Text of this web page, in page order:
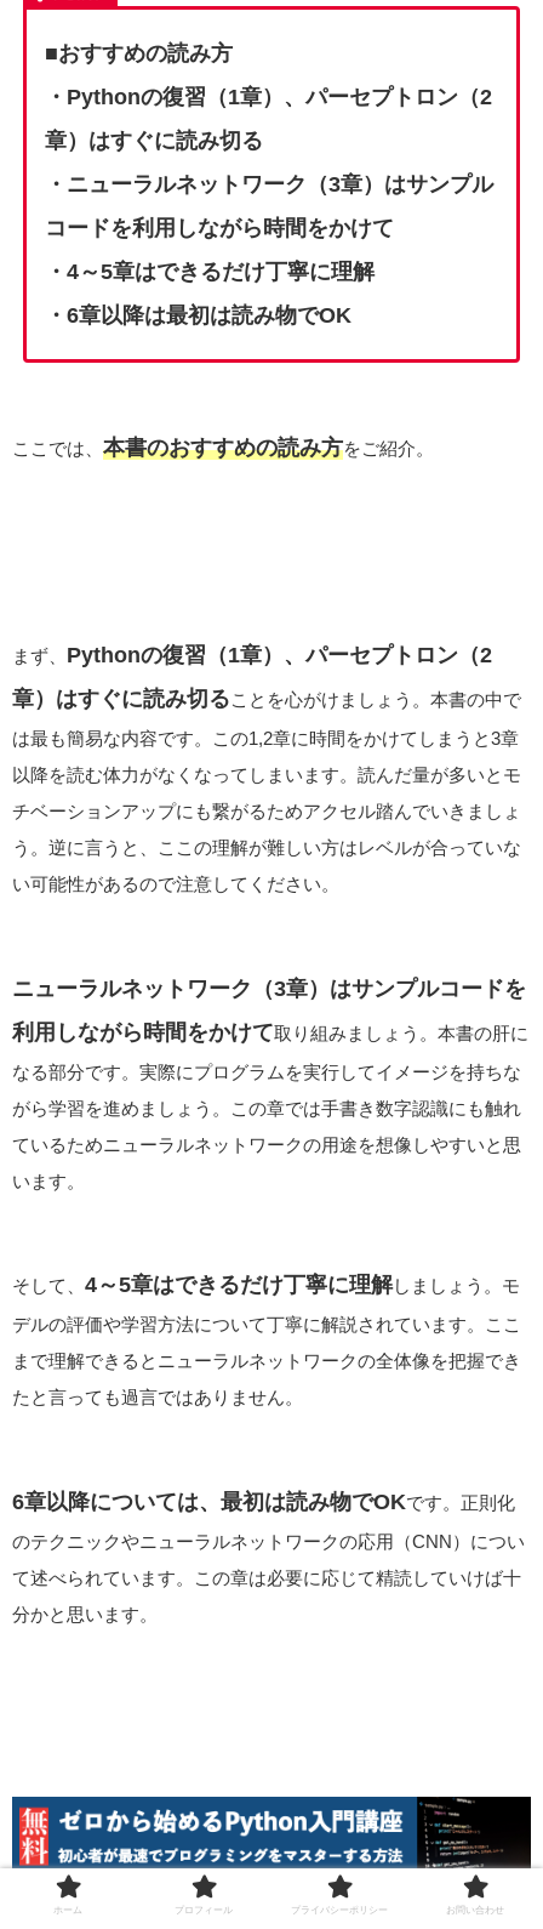
■おすすめの読み方
・ Pythonの復習（1章）、パーセプトロン（2
章）はすぐに読み切る
・ニューラルネットワーク（3章）はサンプル
コードを利用しながら時間をかけて
・4～5章はできるだけ丁寧に理解
・6章以降は最初は読み物でOK
ここでは、 本書のおすすめの読み方をご紹介。
まず、 Pythonの復習（1章）、パーセプトロン（2
章）はすぐに読み切ることを心がけましょう。本書の中で
は最も簡易な内容です。この1,2章に時間をかけてしまうと3章
以降を読む体力がなくなってしまいます。読んだ量が多いとモ
チベーションアップにも繋がるためアクセル踏んでいきましょ
う。逆に言うと、ここの理解が難しい方はレベルが合っていな
い可能性があるので注意してください。
ニューラルネットワーク（3章）はサンプルコードを
利用しながら時間をかけて取り組みましょう。本書の肝に
なる部分です。実際にプログラムを実行してイメージを持ちな
がら学習を進めましょう。この章では手書き数字認識にも触れ
ているためニューラルネットワークの用途を想像しやすいと思
います。
そして、 4～5章はできるだけ丁寧に理解しましょう。モ
デルの評価や学習方法について丁寧に解説されています。ここ
まで理解できるとニューラルネットワークの全体像を把握でき
たと言っても過言ではありません。
6章以降については、最初は読み物でOKです。正則化
のテクニックやニューラルネットワークの応用（CNN）につい
て述べられています。この章は必要に応じて精読していけば十
分かと思います。
ホーム プロフィール プライバシーポリシー お問い合わせ